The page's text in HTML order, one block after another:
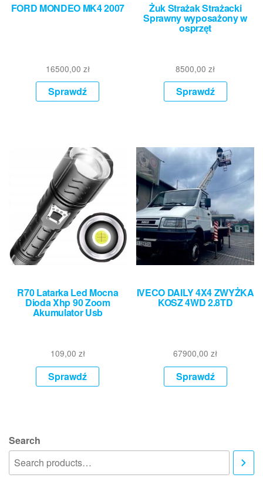
FORD MONDEO MK4 2007
16500,00 zł
Sprawdź
Żuk Strażak Strażacki
Sprawny wyposażony w
osprzęt
8500,00zł
Sprawdź
R70 Latarka Led Mocna
Dioda Xhp 90 Zoom
Akumulator Usb
109,00 zł
Sprawdź
IVECO DAILY 4X4 ZWYŻKA
KOSZ 4WD 2.8TD
67900,00zł
Sprawdź
Search